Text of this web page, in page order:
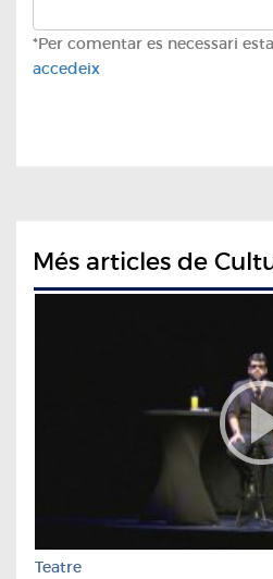
*Per comentar es necessari
accedeix
Més articles de
Teatre